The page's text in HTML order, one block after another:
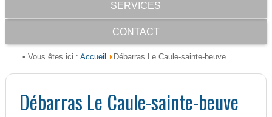
SERVICES
CONTACT
• Vous êtes ici : Accueil Débarras Le Caule-sainte-beuve
Débarras Le Caule-sainte-beuve